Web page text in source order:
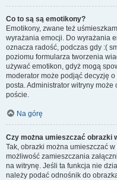
Co to są są emotikony?
Emotikony, zwane też
wyrażania emocji. Do wyrażania
oznacza radość, podczas gdy :(
poziomu formularza tworzenia
używać emotikon, gdyż mogą
moderator może podjąć decyzję
posta. Administrator witryny
poście.
Na górę
Czy można umieszczać obrazki
Tak, obrazki można umieszczać
możliwość zamieszczania
na witrynę. Jeśli ta funkcja nie
należy podać odnośnik do